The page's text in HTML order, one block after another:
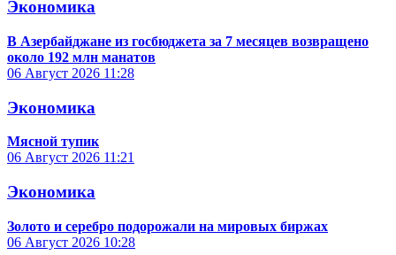
Экономика
В Азербайджане из госбюджета за 7 месяцев возвращено
около 192 млн манатов
06 Август 2026 11:28
Экономика
Мясной тупик
06 Август 2026 11:21
Экономика
Золото и серебро подорожали на мировых биржах
06 Август 2026 10:28